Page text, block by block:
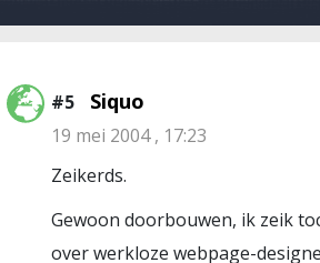
#5 Siquo
19 mei 2004 , 17:23
Zeikerds.
Gewoon doorbouwen, ik zeik
over werkloze webpage-